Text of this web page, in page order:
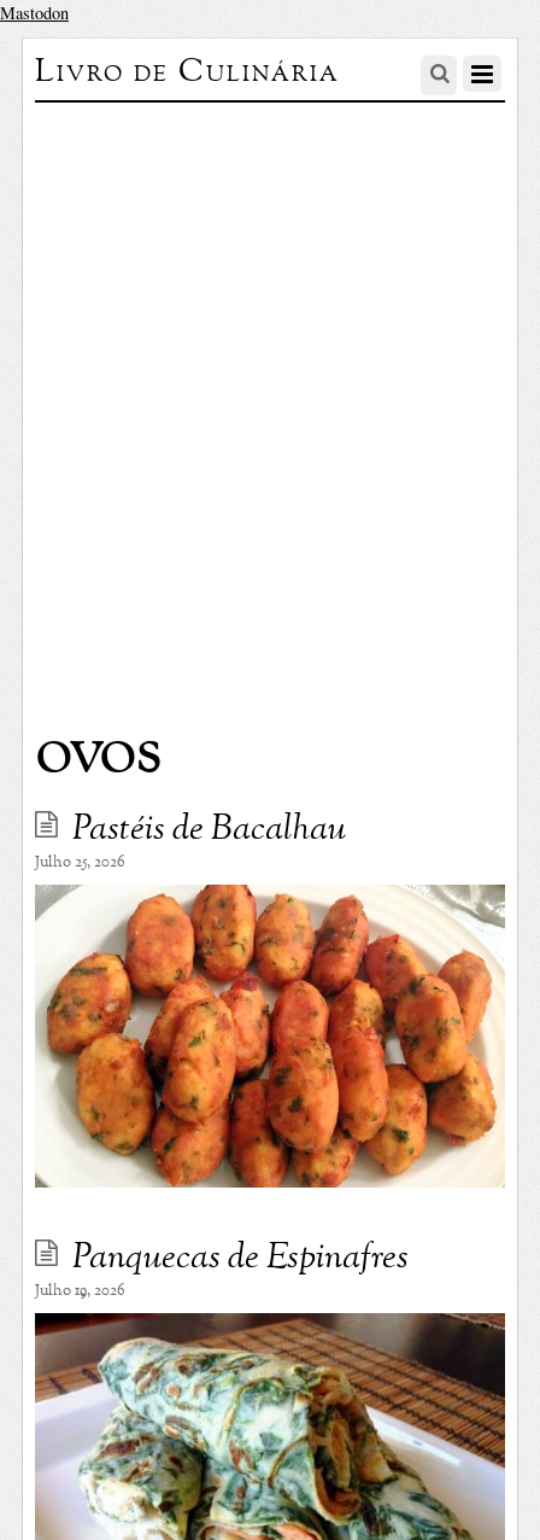
Mastodon
Livro de Culinária
ovos
Pastéis de Bacalhau
Julho 25, 2026
Panquecas de Espinafres
Julho 19, 2026